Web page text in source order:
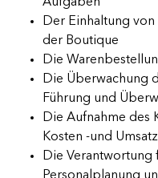
Aufgaben
Der Einhaltung
der Boutique
Die
Die Überwachung
Führung und
Die Aufnahme des
Kosten -und
Die Verantwortung